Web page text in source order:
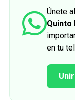
Únete
Quinto
en tu